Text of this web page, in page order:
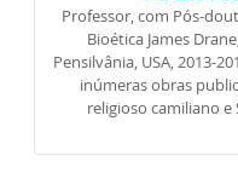
Professor, com Pós-
Bioética James
Pensilvânia, USA, 2013-
inúmeras obras
religioso camiliano e